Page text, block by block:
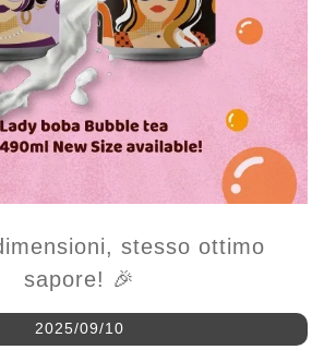
stesso ottimo
sapore! 🎉
2025/09/10